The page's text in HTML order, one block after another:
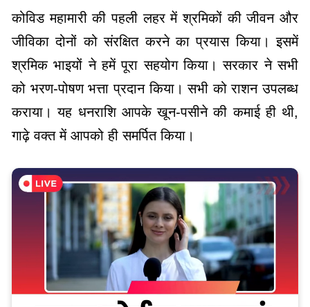
कोविड महामारी की पहली लहर में श्रमिकों की जीवन और
जीविका दोनों को संरक्षित करने का प्रयास किया। इसमें
श्रमिक भाइयों ने हमें पूरा सहयोग किया। सरकार ने सभी
को भरण-पोषण भत्ता प्रदान किया। सभी को राशन उपलब्ध
कराया। यह धनराशि आपके खून-पसीने की कमाई ही थी,
गाढ़े वक्त में आपको ही समर्पित किया।